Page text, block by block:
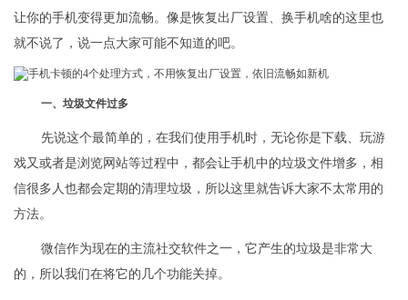
让你的手机变得更加流畅。像是恢复出厂设置、换手机啥的这里也
就不说了，说一点大家可能不知道的吧。
一、垃圾文件过多
先说这个最简单的，在我们使用手机时，无论你是下载、玩游
戏又或者是浏览网站等过程中，都会让手机中的垃圾文件增多，相
信很多人也都会定期的清理垃圾，所以这里就告诉大家不太常用的
方法。
微信作为现在的主流社交软件之一，它产生的垃圾是非常大
的，所以我们在将它的几个功能关掉。